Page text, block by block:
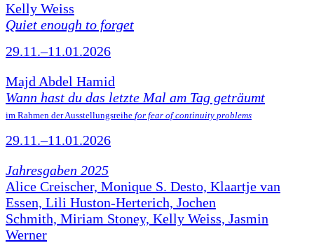
Kelly Weiss
Quiet enough to forget
29.11.–11.01.2026
Majd Abdel Hamid
Wann hast du das letzte Mal am Tag geträumt
im Rahmen der Ausstellungsreihe for fear of continuity problems
29.11.–11.01.2026
Jahresgaben 2025
Alice Creischer, Monique S. Desto, Klaartje van
Essen, Lili Huston-Herterich, Jochen
Schmith, Miriam Stoney, Kelly Weiss, Jasmin
Werner